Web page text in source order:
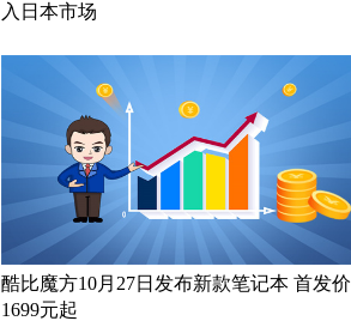
入日本市场
酷比魔方10月27日发布新款笔记本 首发价
1699元起